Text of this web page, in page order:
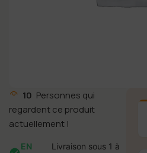
10 Personnes qui
regardent ce produit
actuellement !
EN
Livraison sous 1 à